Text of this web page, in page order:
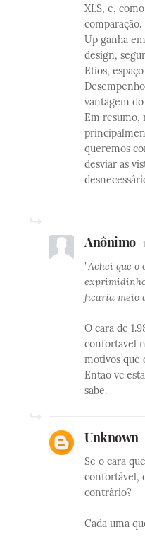
XLS, e,
comparação.
Up ganha
design,
Etios,
vantagem
Em resumo,
queremos
desviar as
Anônimo
"Achei que o
exprimidinho
ficaria meio
O cara de
confortavel
motivos que
Entao vc
sabe.
Unknown
Se o cara
confortável,
contrário?
Cada uma